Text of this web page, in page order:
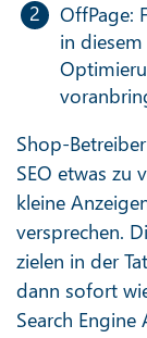
OffPage:
in
Shop-
SEO etwas zu
kleine
versprechen.
zielen in der
dann sofort
Search